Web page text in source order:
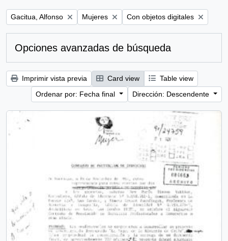
Remove filter:
Gacitua, Alfonso Remove filter:
Mujeres Remove filter:
Con objetos digitales
Opciones avanzadas de búsqueda
Imprimir vista previa Card view
Table view
Ordenar por: Fecha final
Dirección: Descendente